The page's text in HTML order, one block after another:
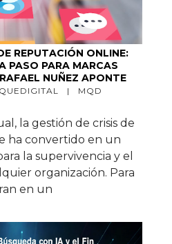
REPUTACIÓN ONLINE:
PASO PARA MARCAS
NUÑEZ APONTE
   |
MQD
la gestión de crisis de
ha convertido en un
la supervivencia y el
organización. Para
en un